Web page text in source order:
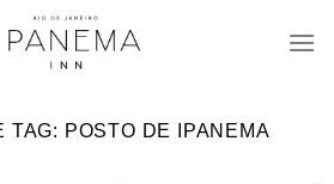
TAG: POSTO DE IPANEMA